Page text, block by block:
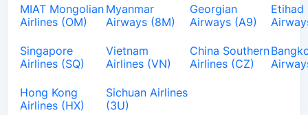
MIAT Mongolian
Airlines (OM)
Myanmar
Airways (8M)
Georgian
Airways (A9)
Etihad
Singapore
Airlines (SQ)
Vietnam
Airlines (VN)
China Southern
Airlines (CZ)
Hong Kong
Airlines (HX)
Sichuan Airlines
(3U)